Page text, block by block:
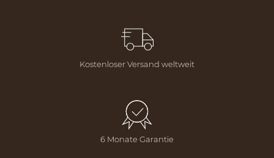
Kostenloser Versand weltweit
6 Monate Garantie